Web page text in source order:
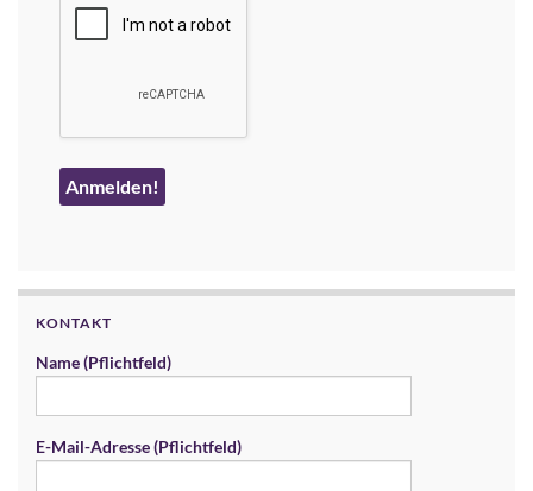
KONTAKT
Name (Pflichtfeld)
E-Mail-Adresse (Pflichtfeld)